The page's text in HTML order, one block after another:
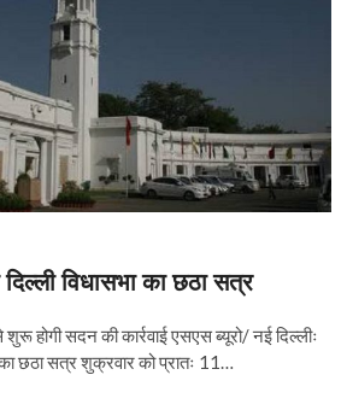
विधासभा का छठा सत्र
होगी सदन की कार्रवाई एसएस ब्यूरो/ नई दिल्लीः
छठा सत्र शुक्रवार को प्रातः 11…